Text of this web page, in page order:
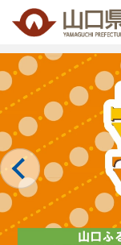
先
で
す
。
を
ば
し
て
本
文
へ
組織で探す
Other
トップページ
くらし・環境
健康・福祉
教育・文化・スポ
しごと・産業・
本
文